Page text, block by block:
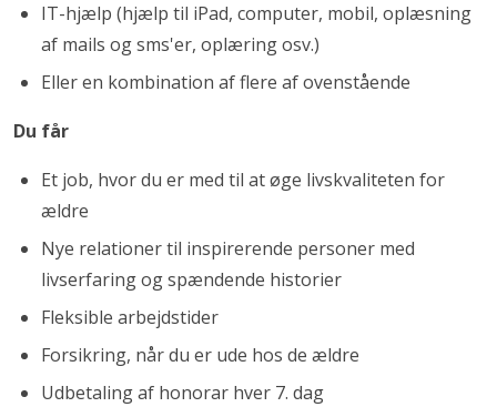
IT-hjælp (hjælp til iPad, computer, mobil, oplæsning
af mails og sms'er, oplæring osv.)
Eller en kombination af flere af ovenstående
Du får
Et job, hvor du er med til at øge livskvaliteten for
ældre
Nye relationer til inspirerende personer med
livserfaring og spændende historier
Fleksible arbejdstider
Forsikring, når du er ude hos de ældre
Udbetaling af honorar hver 7. dag